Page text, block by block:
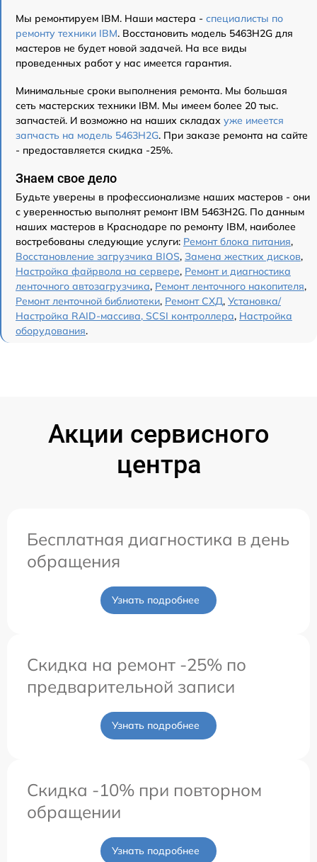
Мы ремонтируем IBM. Наши мастера - специалисты по
ремонту техники IBM. Восстановить модель 5463H2G для
мастеров не будет новой задачей. На все виды
проведенных работ у нас имеется гарантия.
Минимальные сроки выполнения ремонта. Мы большая
сеть мастерских техники IBM. Мы имеем более 20 тыс.
запчастей. И возможно на наших складах уже имеется
запчасть на модель 5463H2G. При заказе ремонта на сайте
- предоставляется скидка -25%.
Знаем свое дело
Будьте уверены в профессионализме наших мастеров - они
с уверенностью выполнят ремонт IBM 5463H2G. По данным
наших мастеров в Краснодаре по ремонту IBM, наиболее
востребованы следующие услуги: Ремонт блока питания,
Восстановление загрузчика BIOS, Замена жестких дисков,
Настройка файрвола на сервере, Ремонт и диагностика
ленточного автозагрузчика, Ремонт ленточного накопителя,
Ремонт ленточной библиотеки, Ремонт СХД, Установка/
Настройка RAID-массива, SCSI контроллера, Настройка
оборудования.
Акции сервисного
центра
Бесплатная диагностика в день
обращения
Узнать подробнее
Скидка на ремонт -25% по
предварительной записи
Узнать подробнее
Скидка -10% при повторном
обращении
Узнать подробнее